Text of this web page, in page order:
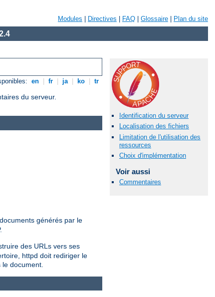
Modules Directives FAQ Glossaire Plan du site
en fr ja ko tr
du serveur.
Identification du serveur
Localisation des fichiers
Limitation de l'utilisation des
ressources
Choix d'implémentation
Voir aussi
Commentaires
générés par le
des URLs vers ses
httpd doit rediriger le
document.